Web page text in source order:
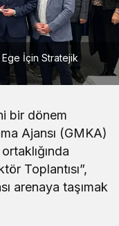
Ege İçin Stratejik
bir dönem
Ajansı (GMKA)
Toplantısı”,
arenaya taşımak